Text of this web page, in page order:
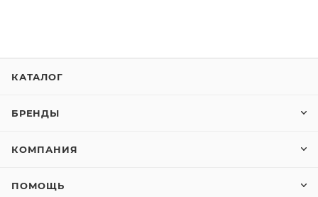
КАТАЛОГ
БРЕНДЫ
КОМПАНИЯ
ПОМОЩЬ